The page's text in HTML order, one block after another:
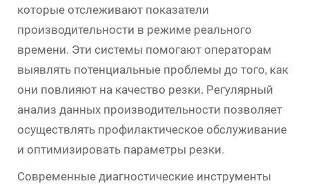
которые отслеживают показатели
производительности в режиме реального
времени. Эти системы помогают операторам
выявлять потенциальные проблемы до того, как
они повлияют на качество резки. Регулярный
анализ данных производительности позволяет
осуществлять профилактическое обслуживание
и оптимизировать параметры резки.
Современные диагностические инструменты